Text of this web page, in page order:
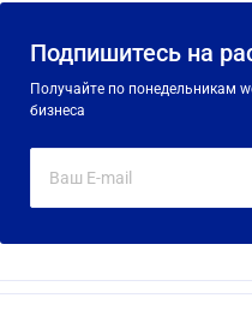
Подпишитесь на
Получайте по понедельникам
бизнеса